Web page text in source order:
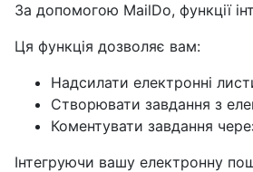
За допомогою MailDo, функції
Ця функція дозволяє вам:
Надсилати електронні
Створювати завдання з
Коментувати завдання
Інтегруючи вашу електронну